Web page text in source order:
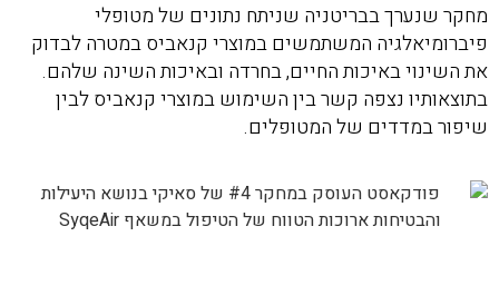
מחקר שנערך בבריטניה שניתח נתונים של מטופלי
פיברומיאלגיה המשתמשים במוצרי קנאביס במטרה לבדוק
את השינוי באיכות החיים, בחרדה ובאיכות השינה שלהם.
בתוצאותיו נצפה קשר בין השימוש במוצרי קנאביס לבין
שיפור במדדים של המטופלים.